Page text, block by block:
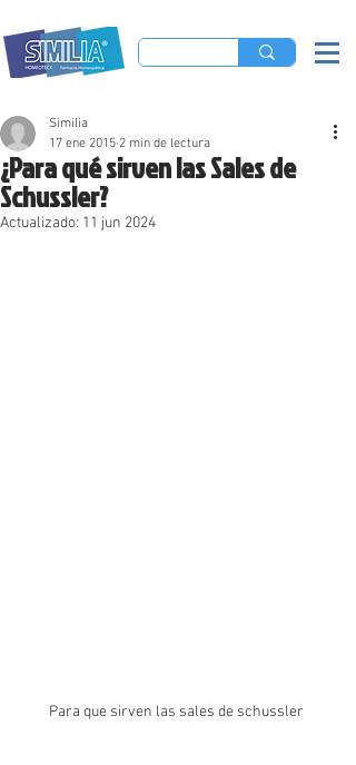
¿Para qué sirven las Sales de
Schussler?
Similia
17 ene 2015 2 min de lectura
Actualizado: 11 jun 2024
Para que sirven las sales de schussler